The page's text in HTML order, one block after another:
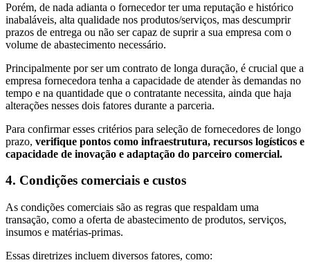
Porém, de nada adianta o fornecedor ter uma reputação e histórico
inabaláveis, alta qualidade nos produtos/serviços, mas descumprir
prazos de entrega ou não ser capaz de suprir a sua empresa com o
volume de abastecimento necessário.
Principalmente por ser um contrato de longa duração, é crucial que a
empresa fornecedora tenha a capacidade de atender às demandas no
tempo e na quantidade que o contratante necessita, ainda que haja
alterações nesses dois fatores durante a parceria.
Para confirmar esses critérios para seleção de fornecedores de longo
prazo, verifique pontos como infraestrutura, recursos logísticos e
capacidade de inovação e adaptação do parceiro comercial.
4. Condições comerciais e custos
As condições comerciais são as regras que respaldam uma
transação, como a oferta de abastecimento de produtos, serviços,
insumos e matérias-primas.
Essas diretrizes incluem diversos fatores, como: